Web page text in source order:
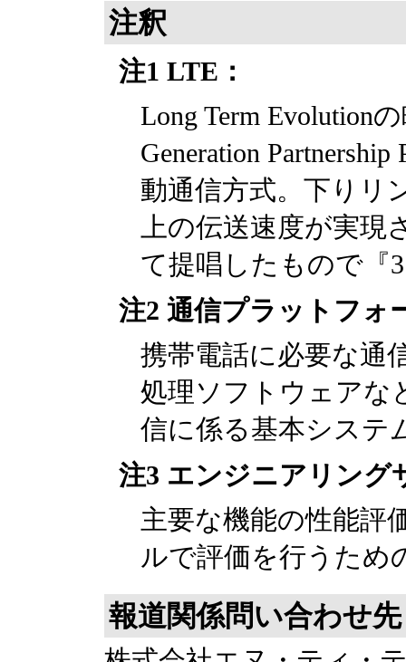
注釈
注1 LTE：
Long Term Evolution
Generation
動通信方式。下りリ
上の伝送速度が実現
て提唱したもので『
注2 通信プラットフォ
携帯電話に必要な通
処理ソフトウェアな
信に係る基本システ
注3 エンジニアリング
主要な機能の性能評
ルで評価を行うため
報道関係問い合わせ先